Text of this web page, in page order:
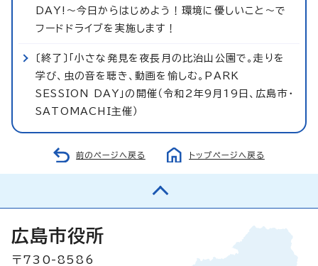
DAY!～今日からはじめよう！環境に優しいこと～で
フードドライブを実施します！
〔終了〕「小さな発見を夜長月の比治山公園で。走りを
学び、虫の音を聴き、動画を愉しむ。PARK
SESSION DAY」の開催（令和2年9月19日、広島市・
SATOMACHI主催）
前のページへ戻る トップページへ戻る
広島市役所
〒730-8586